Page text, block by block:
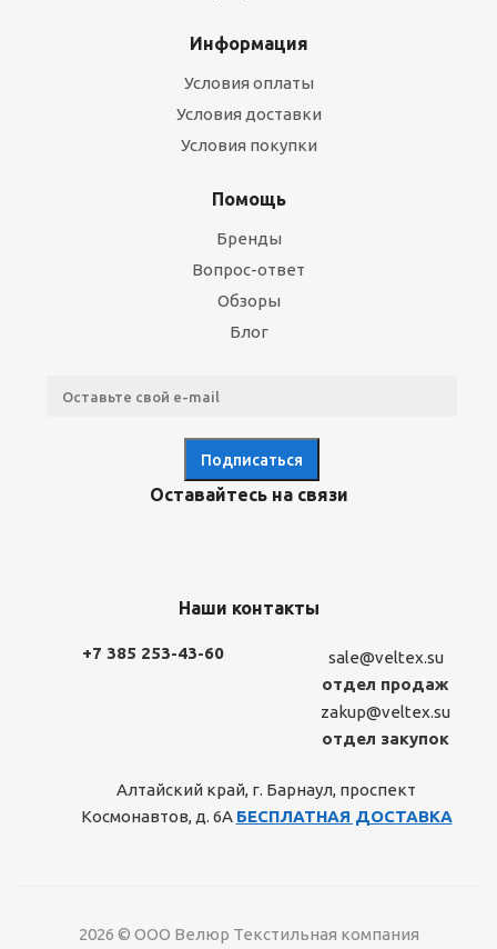
Информация
Условия оплаты
Условия доставки
Условия покупки
Помощь
Бренды
Вопрос-ответ
Обзоры
Блог
Оставайтесь на связи
Наши контакты
+7 385 253-43-60
sale@veltex.su
отдел продаж
zakup@veltex.su
отдел закупок
Алтайский край, г. Барнаул, проспект
Космонавтов, д. 6А БЕСПЛАТНАЯ ДОСТАВКА
2026 © ООО Велюр Текстильная компания